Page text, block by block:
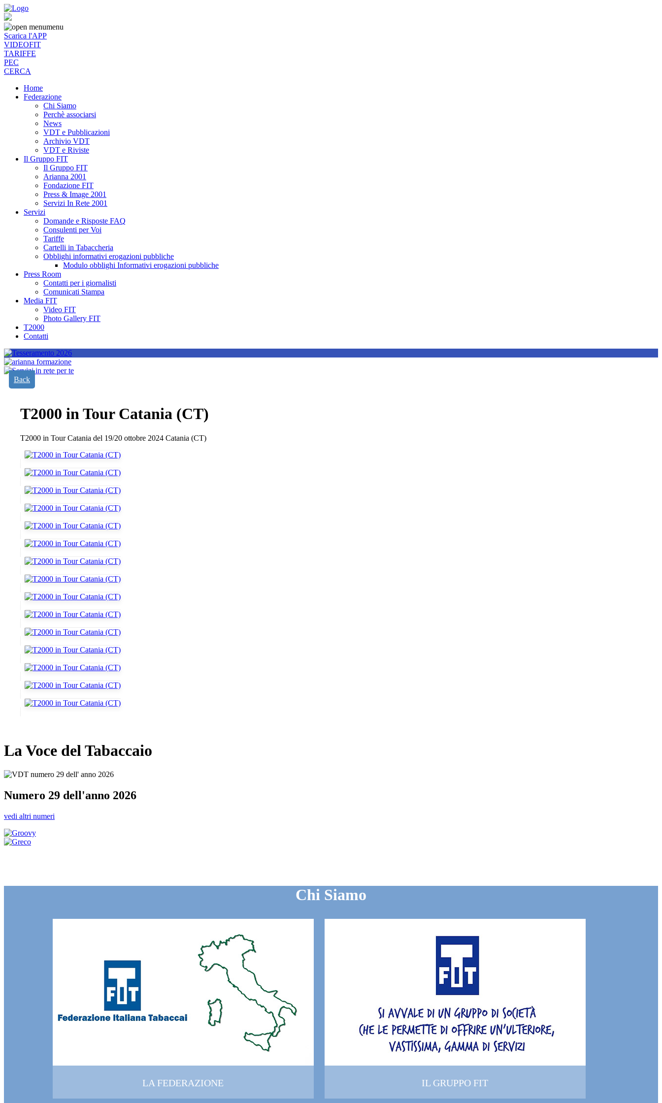
menu
Scarica l'APP
VIDEOFIT
TARIFFE
PEC
CERCA
Home
Federazione
Chi Siamo
Perchè associarsi
News
VDT e Pubblicazioni
Archivio VDT
VDT e Riviste
Il Gruppo FIT
Il Gruppo FIT
Arianna 2001
Fondazione FIT
Press & Image 2001
Servizi In Rete 2001
Servizi
Domande e Risposte FAQ
Consulenti per Voi
Tariffe
Cartelli in Tabaccheria
Obblighi informativi erogazioni pubbliche
Modulo obblighi Informativi erogazioni pubbliche
Press Room
Contatti per i giornalisti
Comunicati Stampa
Media FIT
Video FIT
Photo Gallery FIT
T2000
Contatti
Back
T2000 in Tour Catania (CT)
T2000 in Tour Catania del 19/20 ottobre 2024 Catania (CT)
La Voce del Tabaccaio
Numero 29 dell'anno 2026
vedi altri numeri
Chi Siamo
LA FEDERAZIONE IL GRUPPO FIT